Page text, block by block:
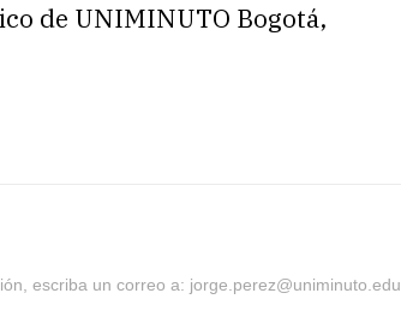
de UNIMINUTO Bogotá,
escriba un correo a: jorge.perez@uniminuto.edu